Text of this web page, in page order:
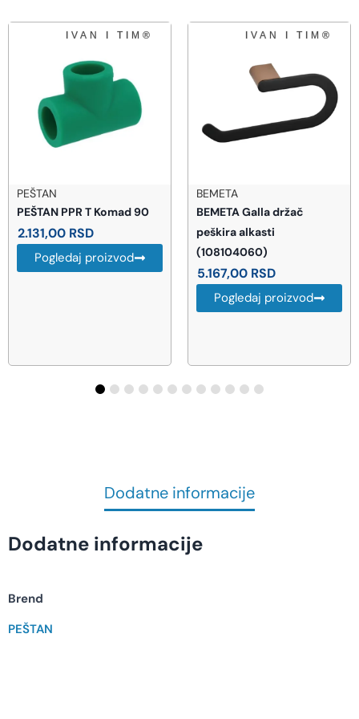
PEŠTAN
PEŠTAN PPR T Komad 90
2.131,00 RSD
Pogledaj proizvod
BEMETA
BEMETA Galla držač
peškira alkasti
(108104060)
5.167,00 RSD
Pogledaj proizvod
Dodatne informacije
Dodatne informacije
Brend
PEŠTAN